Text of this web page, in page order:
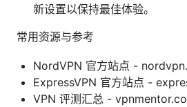
新设置以保持最佳体验。
常用资源与参考
NordVPN 官方站点 -
ExpressVPN 官方站点 -
VPN 评测汇总 -